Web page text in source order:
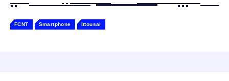
FCNT Smartphone Ittousai